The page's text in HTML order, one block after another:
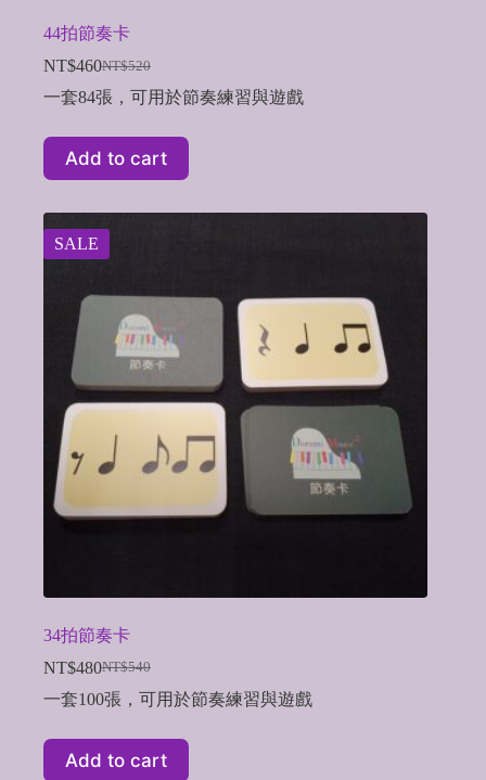
44拍節奏卡
NT$520
Original
price
NT$520.
NT$460Current
price
NT$460.
一套84張，可用於節奏練習與遊戲
Add to cart
SALE
34拍節奏卡
NT$540
Original
price
NT$480Current
price
一套100張，可用於節奏練習與遊戲
Add to cart